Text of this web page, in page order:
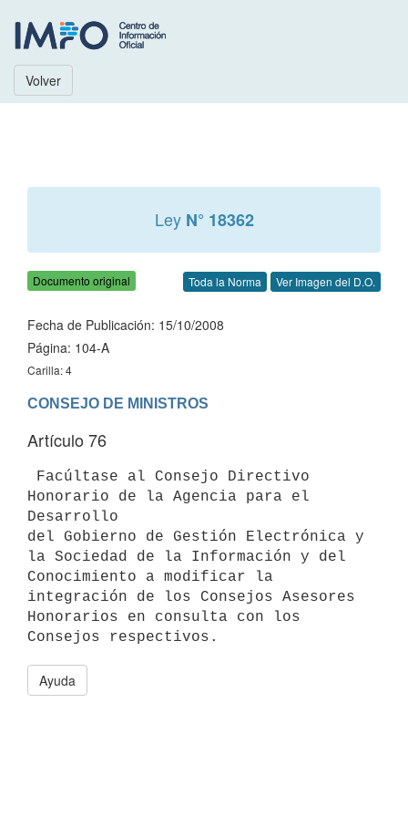
Volver
Ley N° 18362
Documento original Toda la Norma Ver Imagen del D.O.
Fecha de Publicación: 15/10/2008
Página: 104-A
Carilla: 4
Artículo 76
Honorario de la Agencia para el
Desarrollo
del Gobierno de Gestión Electrónica y
la Sociedad de la Información y del
Conocimiento a modificar la
integración de los Consejos Asesores
Honorarios en consulta con los
Ayuda